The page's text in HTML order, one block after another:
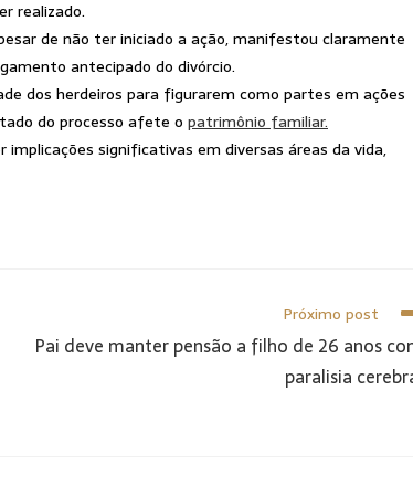
realizado.
de não ter iniciado a ação, manifestou claramente
antecipado do divórcio.
dos herdeiros para figurarem como partes em ações
do processo afete o patrimônio familiar.
significativas em diversas áreas da vida,
Próximo post
Pai deve manter pensão a filho de 26 anos
paralisia